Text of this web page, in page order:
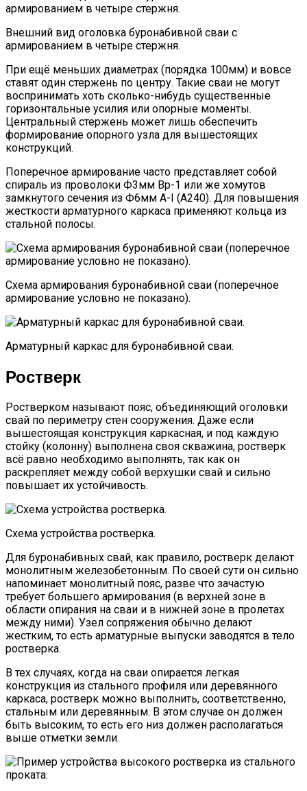
Внешний вид оголовка буронабивной сваи с
армированием в четыре стержня.
При ещё меньших диаметрах (порядка 100мм) и вовсе
ставят один стержень по центру. Такие сваи не могут
воспринимать хоть сколько-нибудь существенные
горизонтальные усилия или опорные моменты.
Центральный стержень может лишь обеспечить
формирование опорного узла для вышестоящих
конструкций.
Поперечное армирование часто представляет собой
спираль из проволоки Ф3мм Вр-1 или же хомутов
замкнутого сечения из Ф6мм А-I (А240). Для повышения
жесткости арматурного каркаса применяют кольца из
стальной полосы.
Схема армирования буронабивной сваи (поперечное
армирование условно не показано).
Арматурный каркас для буронабивной сваи.
Ростверк
Ростверком называют пояс, объединяющий оголовки
свай по периметру стен сооружения. Даже если
вышестоящая конструкция каркасная, и под каждую
стойку (колонну) выполнена своя скважина, ростверк
всё равно необходимо выполнять, так как он
раскрепляет между собой верхушки свай и сильно
повышает их устойчивость.
Схема устройства ростверка.
Для буронабивных свай, как правило, ростверк делают
монолитным железобетонным. По своей сути он сильно
напоминает монолитный пояс, разве что зачастую
требует большего армирования (в верхней зоне в
области опирания на сваи и в нижней зоне в пролетах
между ними). Узел сопряжения обычно делают
жестким, то есть арматурные выпуски заводятся в тело
ростверка.
В тех случаях, когда на сваи опирается легкая
конструкция из стального профиля или деревянного
каркаса, ростверк можно выполнить, соответственно,
стальным или деревянным. В этом случае он должен
быть высоким, то есть его низ должен располагаться
выше отметки земли.